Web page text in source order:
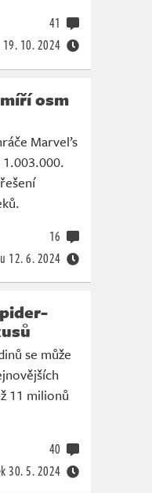
19. 10. 2024
41
osm
Marvel’s
12. 6. 2024
16
se může
11 milionů
30. 5. 2024
40